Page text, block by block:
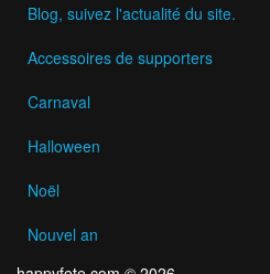
Blog, suivez l'actualité du site.
Accessoires de supporters
Carnaval
Halloween
Noël
Nouvel an